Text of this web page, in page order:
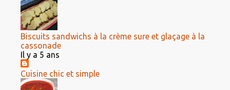
Biscuits sandwichs à la crème sure et glaçage à la
cassonade
Il y a 5 ans
Cuisine chic et simple